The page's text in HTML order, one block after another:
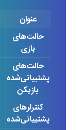
عنوان
حالت‌های
بازی
حالت‌های
پشتیبانی‌شده
بازیکن
کنترلرهای
پشتیبانی‌شده